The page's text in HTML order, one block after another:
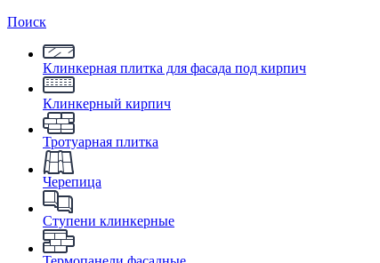
Поиск
Клинкерная плитка для фасада под кирпич
Клинкерный кирпич
Тротуарная плитка
Черепица
Ступени клинкерные